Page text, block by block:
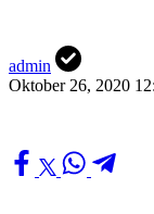
admin
Oktober 26, 2020